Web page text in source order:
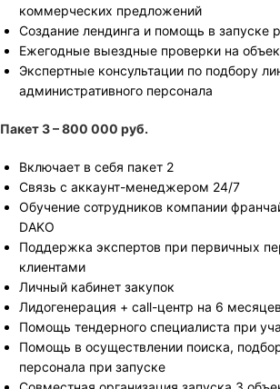
коммерческих предложений
Создание лендинга и помощь в запуске
Ежегодные выездные проверки на
Экспертные консультации по подбору
административного персонала
Пакет 3 – 800 000 руб.
Включает в себя пакет 2
Связь с аккаунт-менеджером 24/7
Обучение сотрудников компании
DAKO
Поддержка экспертов при первичных
клиентами
Личный кабинет закупок
Лидогенерация + call-центр на 6 месяцев
Помощь тендерного специалиста при
Помощь в осуществлении поиска,
персонала при запуске